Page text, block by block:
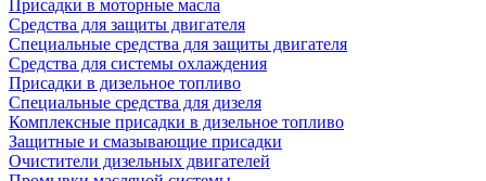
Присадки в моторные масла
Средства для защиты двигателя
Специальныe средства для защиты двигателя
Средства для системы охлаждения
Присадки в дизельное топливо
Спeциальные средства для дизеля
Комплексные присадки в дизельное топливо
Защитные и смазывающие присадки
Очистители дизельных двигателей